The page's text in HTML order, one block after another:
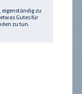
eigenständig zu
Gutes für
zu tun.